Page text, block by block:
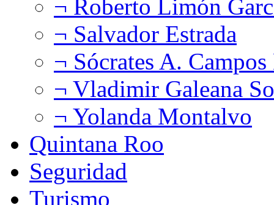
¬ Roberto Limón
¬ Salvador Estrada
¬ Sócrates A.
¬ Vladimir Galeana
¬ Yolanda Montalvo
Quintana Roo
Seguridad
Turismo